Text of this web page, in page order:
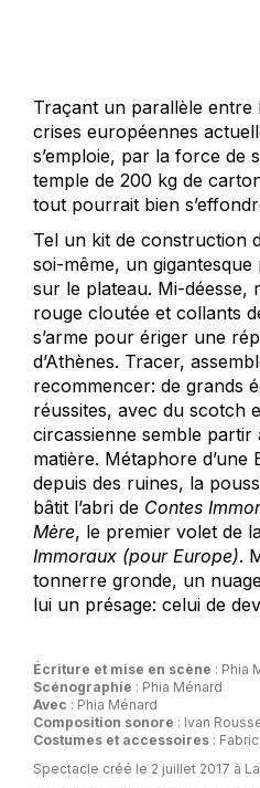
Traçant un parallèle entre
crises européennes
s’emploie, par la force de
temple de 200 kg de
tout pourrait bien
Tel un kit de construction
soi-même, un
sur le plateau. Mi-déesse,
rouge cloutée et collants
s’arme pour ériger une
d’Athènes. Tracer,
recommencer: de grands
réussites, avec du scotch
circassienne semble
matière. Métaphore d’une
depuis des ruines, la
bâtit l’abri de Contes
Mère, le premier volet de
Immoraux (pour Europe).
tonnerre gronde, un
lui un présage: celui de
Écriture et mise en scène : Phia
Scénographie : Phia Ménard
Avec : Phia Ménard
Composition sonore : Ivan
Costumes et accessoires :
Spectacle créé le 2 juillet 2017 à